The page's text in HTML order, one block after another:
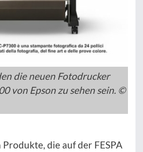
die neuen Fotodrucker
von Epson zu sehen sein. ©
Produkte, die auf der FESPA